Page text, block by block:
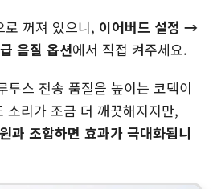
꺼져 있으니, 이어버드 설정 →
음질 옵션에서 직접 켜주세요.
투스 전송 품질을 높이는 코덱이
소리가 조금 더 깨끗해지지만,
과 조합하면 효과가 극대화됩니